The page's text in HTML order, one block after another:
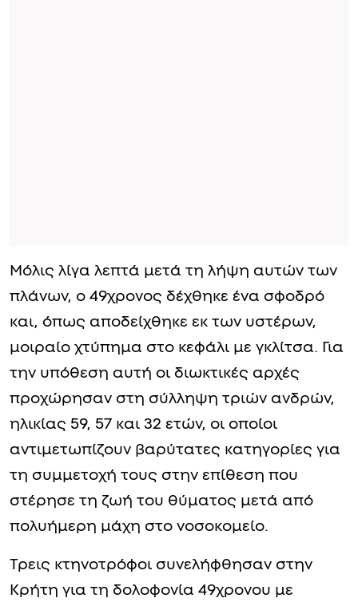
Μόλις λίγα λεπτά μετά τη λήψη αυτών των
πλάνων, ο 49χρονος δέχθηκε ένα σφοδρό
και, όπως αποδείχθηκε εκ των υστέρων,
μοιραίο χτύπημα στο κεφάλι με γκλίτσα. Για
την υπόθεση αυτή οι διωκτικές αρχές
προχώρησαν στη σύλληψη τριών ανδρών,
ηλικίας 59, 57 και 32 ετών, οι οποίοι
αντιμετωπίζουν βαρύτατες κατηγορίες για
τη συμμετοχή τους στην επίθεση που
στέρησε τη ζωή του θύματος μετά από
πολυήμερη μάχη στο νοσοκομείο.
Τρεις κτηνοτρόφοι συνελήφθησαν στην
Κρήτη για τη δολοφονία 49χρονου με